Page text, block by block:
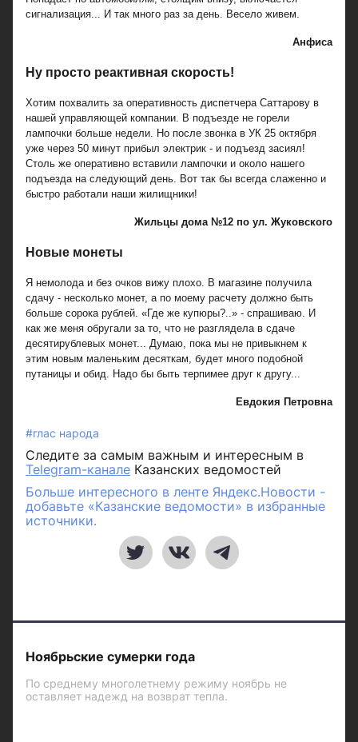
сигнализация... И так много раз за день. Весело живем.
Анфиса
Ну просто реактивная скорость!
Хотим похвалить за оперативность диспетчера Саттарову в
нашей управляющей компании. В подъезде не горели
лампочки больше недели. Но после звонка в УК 25 октября
уже через 50 минут прибыл электрик - и подъезд засиял!
Столь же оперативно вставили лампочки и около нашего
подъезда на следующий день. Вот так бы всегда слаженно и
быстро работали наши жилищники!
Жильцы дома №12 по ул. Жуковского
Новые монеты
Я немолода и без очков вижу плохо. В магазине получила
сдачу - несколько монет, а по моему расчету должно быть
больше сорока рублей. «Где же купюры?..» - спрашиваю. И
как же меня обругали за то, что не разглядела в сдаче
десятирублевых монет... Думаю, пока мы не привыкнем к
этим новым маленьким десяткам, будет много подобной
путаницы и обид. Надо бы быть терпимее друг к другу...
Евдокия Петровна
#глас народа
Следите за самым важным и интересным в
Telegram-канале Казанских ведомостей
Больше интересного в ленте Яндекс.Новости -
добавьте «Казанские ведомости» в избранные
источники.
Ноябрьские сумерки года
По среднему многолетнему режиму ноябрь не
оставляет надежд на возврат тепла.